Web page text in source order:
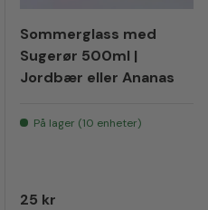
Sommerglass med
Sugerør 500ml |
Jordbær eller Ananas
På lager (10 enheter)
Vanlig pris
25 kr